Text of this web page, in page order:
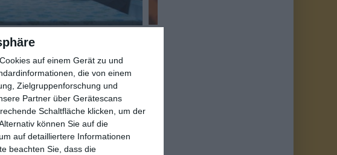
auf einem Gerät zu und
die von einem
Zielgruppenforschung und
Partner über Gerätescans
Schaltfläche klicken, um der
können Sie auf die
auf detailliertere Informationen
beachten Sie, dass die
mangelt, das macht er mit
Charme mehr als wieder wett.
Vater, die ist letztendlich
einer Familie, gerade auch für
Unvermögen, dann wieder aus
Wellenlänge, finden